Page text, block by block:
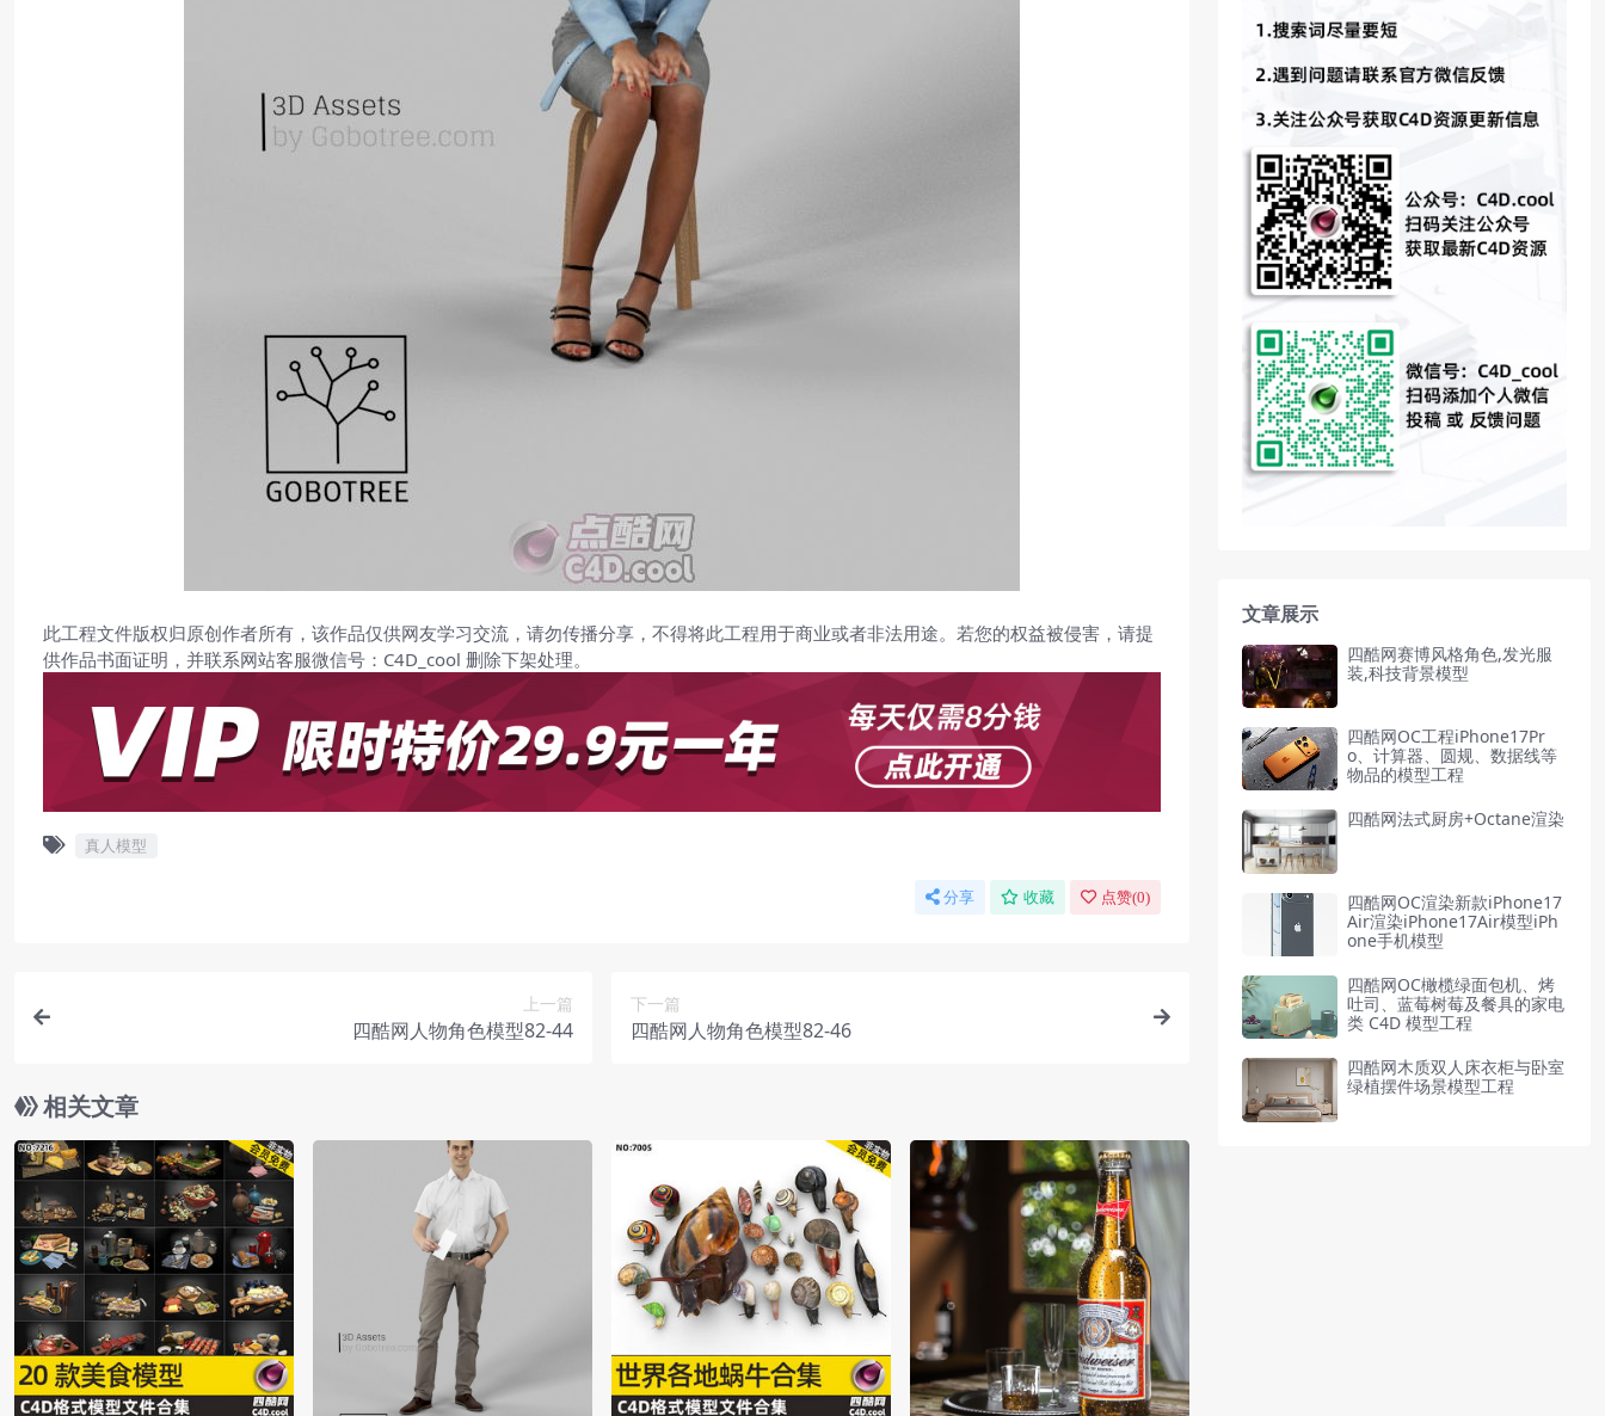
此工程文件版权归原创作者所有，该作品仅供网友学习交流，请勿传播分享，不得将此工程用于商业或者非法用途。若您的权益被侵害，请提
供作品书面证明，并联系网站客服微信号：C4D_cool 删除下架处理。
真人模型
分享 收藏 点赞(0)
上一篇
四酷网人物角色模型82-44
下一篇
四酷网人物角色模型82-46
相关文章
文章展示
四酷网赛博风格角色,发光服
装,科技背景模型
四酷网OC工程iPhone17Pr
o、计算器、圆规、数据线等
物品的模型工程
四酷网法式厨房+Octane渲染
四酷网OC渲染新款iPhone17
Air渲染iPhone17Air模型iPh
one手机模型
四酷网OC橄榄绿面包机、烤
吐司、蓝莓树莓及餐具的家电
类 C4D 模型工程
四酷网木质双人床衣柜与卧室
绿植摆件场景模型工程